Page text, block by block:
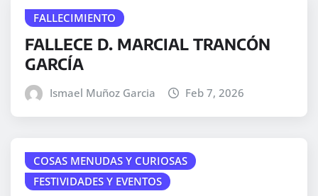
FALLECIMIENTO
FALLECE D. MARCIAL TRANCÓN
GARCÍA
Ismael Muñoz Garcia Feb 7, 2026
COSAS MENUDAS Y CURIOSAS
FESTIVIDADES Y EVENTOS